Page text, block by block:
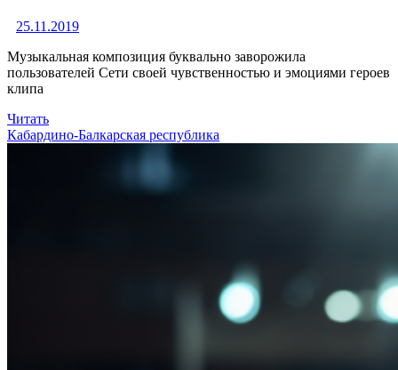
25.11.2019
Музыкальная композиция буквально заворожила
пользователей Сети своей чувственностью и эмоциями героев
клипа
Читать
Кабардино-Балкарская республика